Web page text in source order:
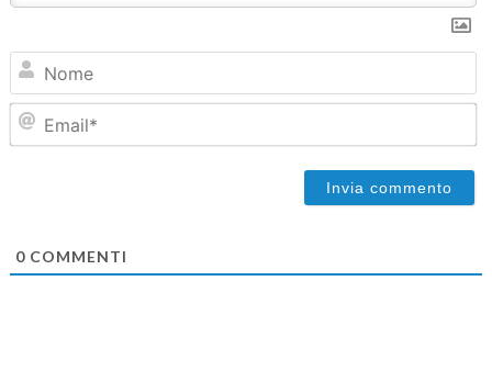
0COMMENTI